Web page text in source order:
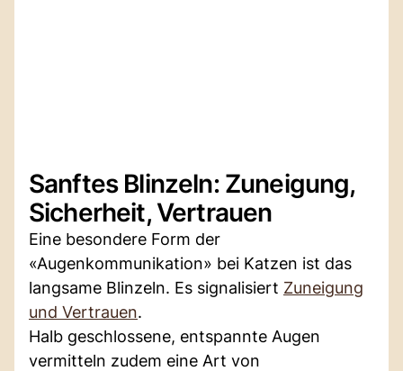
Sanftes Blinzeln: Zuneigung,
Sicherheit, Vertrauen
Eine besondere Form der
«Augenkommunikation» bei Katzen ist das
langsame Blinzeln. Es signalisiert Zuneigung
und Vertrauen.
Halb geschlossene, entspannte Augen
vermitteln zudem eine Art von